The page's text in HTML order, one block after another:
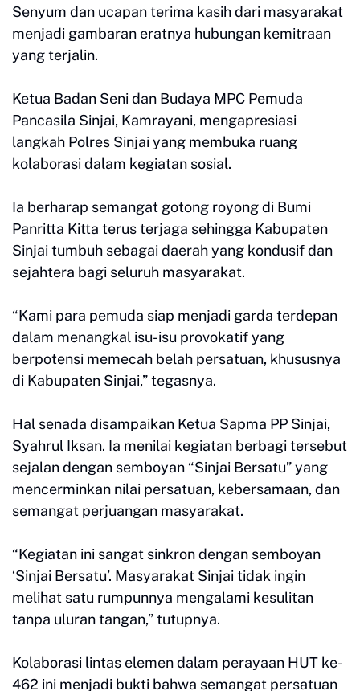
Senyum dan ucapan terima kasih dari masyarakat
menjadi gambaran eratnya hubungan kemitraan
yang terjalin.
Ketua Badan Seni dan Budaya MPC Pemuda
Pancasila Sinjai, Kamrayani, mengapresiasi
langkah Polres Sinjai yang membuka ruang
kolaborasi dalam kegiatan sosial.
Ia berharap semangat gotong royong di Bumi
Panritta Kitta terus terjaga sehingga Kabupaten
Sinjai tumbuh sebagai daerah yang kondusif dan
sejahtera bagi seluruh masyarakat.
“Kami para pemuda siap menjadi garda terdepan
dalam menangkal isu-isu provokatif yang
berpotensi memecah belah persatuan, khususnya
di Kabupaten Sinjai,” tegasnya.
Hal senada disampaikan Ketua Sapma PP Sinjai,
Syahrul Iksan. Ia menilai kegiatan berbagi tersebut
sejalan dengan semboyan “Sinjai Bersatu” yang
mencerminkan nilai persatuan, kebersamaan, dan
semangat perjuangan masyarakat.
“Kegiatan ini sangat sinkron dengan semboyan
‘Sinjai Bersatu’. Masyarakat Sinjai tidak ingin
melihat satu rumpunnya mengalami kesulitan
tanpa uluran tangan,” tutupnya.
Kolaborasi lintas elemen dalam perayaan HUT ke-
462 ini menjadi bukti bahwa semangat persatuan